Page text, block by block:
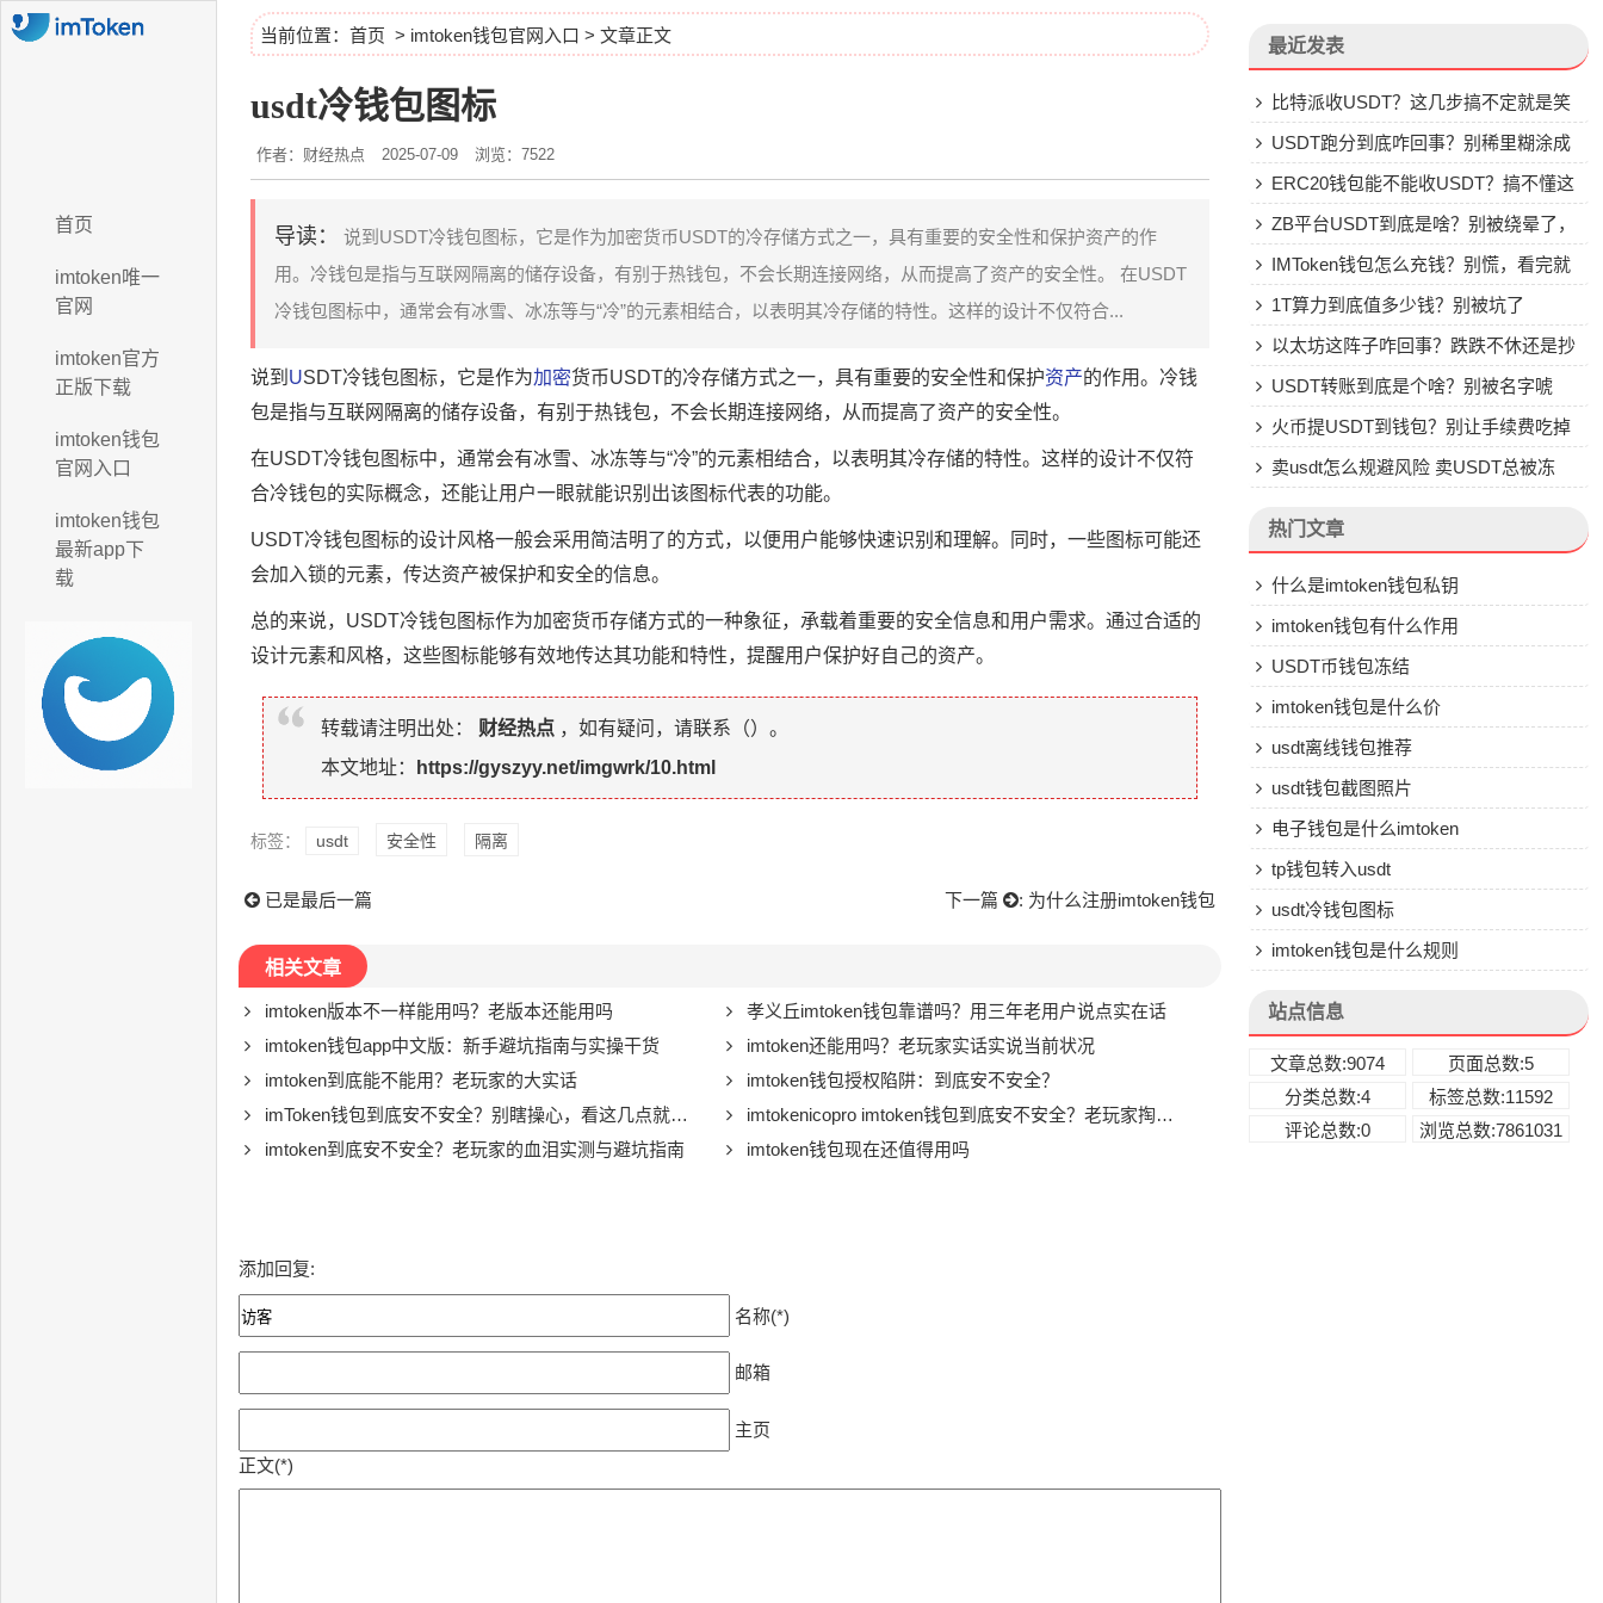
首页
imtoken唯一
官网
imtoken官方
正版下载
imtoken钱包
官网入口
imtoken钱包
最新app下
载
当前位置： 首页 > imtoken钱包官网入口 > 文章正文
usdt冷钱包图标
作者：财经热点 2025-07-09 浏览：7522
导读：
说到USDT冷钱包图标，它是作为加密货币USDT的冷存储方式之一，具有重要的安全性和保护资产的作
用。冷钱包是指与互联网隔离的储存设备，有别于热钱包，不会长期连接网络，从而提高了资产的安全性。 在USDT
冷钱包图标中，通常会有冰雪、冰冻等与“冷”的元素相结合，以表明其冷存储的特性。这样的设计不仅符合...
说到 USDT冷钱包图标，它是作为加密货币USDT的冷存储方式之一，具有重要的安全性和保护资产的作用。冷钱
包是指与互联网隔离的储存设备，有别于热钱包，不会长期连接网络，从而提高了资产的安全性。
在USDT冷钱包图标中，通常会有冰雪、冰冻等与“冷”的元素相结合，以表明其冷存储的特性。这样的设计不仅符
合冷钱包的实际概念，还能让用户一眼就能识别出该图标代表的功能。
USDT冷钱包图标的设计风格一般会采用简洁明了的方式，以便用户能够快速识别和理解。同时，一些图标可能还
会加入锁的元素，传达资产被保护和安全的信息。
总的来说，USDT冷钱包图标作为加密货币存储方式的一种象征，承载着重要的安全信息和用户需求。通过合适的
设计元素和风格，这些图标能够有效地传达其功能和特性，提醒用户保护好自己的资产。
转载请注明出处： 财经热点 ，如有疑问，请联系（）。
本文地址：
https://gyszyy.net/imgwrk/10.html
标签： usdt 安全性 隔离
已是最后一篇 下一篇 : 为什么注册imtoken钱包
相关文章
imtoken版本不一样能用吗？老版本还能用吗
孝义丘imtoken钱包靠谱吗？用三年老用户说点实在话
imtoken钱包app中文版：新手避坑指南与实操干货
imtoken还能用吗？老玩家实话实说当前状况
imtoken到底能不能用？老玩家的大实话
imtoken钱包授权陷阱：到底安不安全？
imToken钱包到底安不安全？别瞎操心，看这几点就懂了
imtokenicopro imtoken钱包到底安不安全？老玩家掏心窝子说几句
imtoken到底安不安全？老玩家的血泪实测与避坑指南
imtoken钱包现在还值得用吗
添加回复:
名称(*)
邮箱
主页
正文(*)
最近发表
比特派收USDT？这几步搞不定就是笑
话USDT跑分到底咋回事？别稀里糊涂成
了帮凶
ERC20钱包能不能收USDT？搞不懂这
些别乱转
ZB平台USDT到底是啥？别被绕晕了，
说点大实话
IMToken钱包怎么充钱？别慌，看完就
会1T算力到底值多少钱？别被坑了
以太坊这阵子咋回事？跌跌不休还是抄
底机会？
USDT转账到底是个啥？别被名字唬
住，一文说透
火币提USDT到钱包？别让手续费吃掉
你的钱
卖usdt怎么规避风险 卖USDT总被冻
热门文章
什么是imtoken钱包私钥
imtoken钱包有什么作用
USDT币钱包冻结
imtoken钱包是什么价
usdt离线钱包推荐
usdt钱包截图照片
电子钱包是什么imtoken
tp钱包转入usdt
usdt冷钱包图标
imtoken钱包是什么规则
站点信息
文章总数:9074
页面总数:5
分类总数:4
标签总数:11592
评论总数:0
浏览总数:7861031